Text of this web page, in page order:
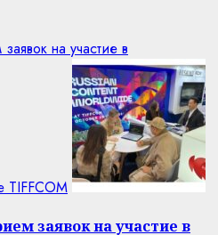
на участие в
TIFFCOM
заявок на участие в